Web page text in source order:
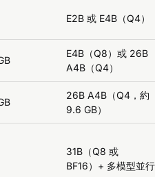
E2B 或 E4B（Q4）
E4B（Q8）或 26B
A4B（Q4）
26B A4B（Q4，約
9.6 GB）
31B（Q8 或
BF16）+ 多模型並行